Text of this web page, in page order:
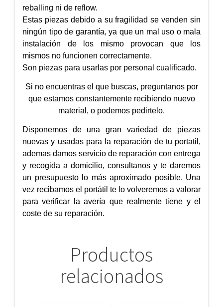
reballing ni de reflow.
Estas piezas debido a su fragilidad se venden sin
ningún tipo de garantía, ya que un mal uso o mala
instalación de los mismo provocan que los
mismos no funcionen correctamente.
Son piezas para usarlas por personal cualificado.
Si no encuentras el que buscas, preguntanos por
que estamos constantemente recibiendo nuevo
material, o podemos pedirtelo.
Disponemos de una gran variedad de piezas
nuevas y usadas para la reparación de tu portatil,
ademas damos servicio de reparación con entrega
y recogida a domicilio, consultanos y te daremos
un presupuesto lo más aproximado posible. Una
vez recibamos el portátil te lo volveremos a valorar
para verificar la avería que realmente tiene y el
coste de su reparación.
Productos
relacionados